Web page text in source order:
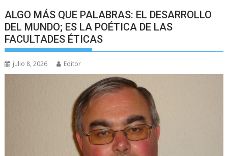
ALGO MÁS QUE PALABRAS: EL DESARROLLO
DEL MUNDO; ES LA POÉTICA DE LAS
FACULTADES ÉTICAS
julio 8, 2026 Editor